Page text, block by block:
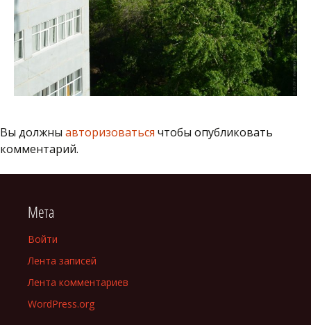
Вы должны авторизоваться чтобы опубликовать
комментарий.
Мета
Войти
Лента записей
Лента комментариев
WordPress.org